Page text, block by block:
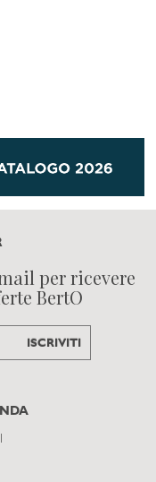
per ricevere
BertO
ISCRIVITI